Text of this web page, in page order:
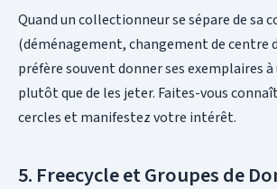
Quand un collectionneur se sépare de sa
(déménagement, changement de centre
préfère souvent donner ses exemplaires
plutôt que de les jeter. Faites-vous
cercles et manifestez votre intérêt.
5. Freecycle et Groupes de